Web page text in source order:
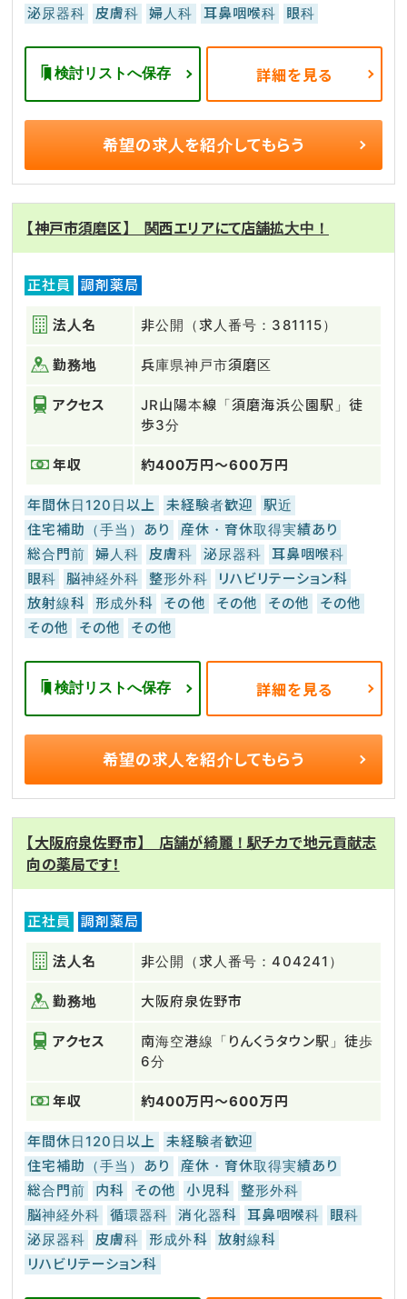
泌尿器科 皮膚科 婦人科 耳鼻咽喉科 眼科
検討リストへ保存 詳細を見る
希望の求人を紹介してもらう
【神戸市須磨区】 関西エリアにて店舗拡大中！
正社員 調剤薬局
法人名 非公開（求人番号：381115）
勤務地 兵庫県神戸市須磨区
アクセス
JR山陽本線「須磨海浜公園駅」徒
歩3分
年収 約400万円～600万円
年間休日120日以上 未経験者歓迎
駅近
住宅補助（手当）あり
産休・育休取得実績あり
総合門前
婦人科 皮膚科 泌尿器科
耳鼻咽喉科
眼科
脳神経外科 整形外科
リハビリテーション科
放射線科
形成外科 その他 その他 その他
その他
その他
その他 その他
検討リストへ保存 詳細を見る
希望の求人を紹介してもらう
【大阪府泉佐野市】 店舗が綺麗！駅チカで地元貢献志
向の薬局です！
正社員 調剤薬局
法人名 非公開（求人番号：404241）
勤務地 大阪府泉佐野市
アクセス
南海空港線「りんくうタウン駅」徒歩
6分
年収 約400万円～600万円
年間休日120日以上
未経験者歓迎
住宅補助（手当）あり
産休・育休取得実績あり
総合門前
内科 その他 小児科
整形外科
脳神経外科
循環器科 消化器科 耳鼻咽喉科
眼科
泌尿器科
皮膚科 形成外科
放射線科
リハビリテーション科